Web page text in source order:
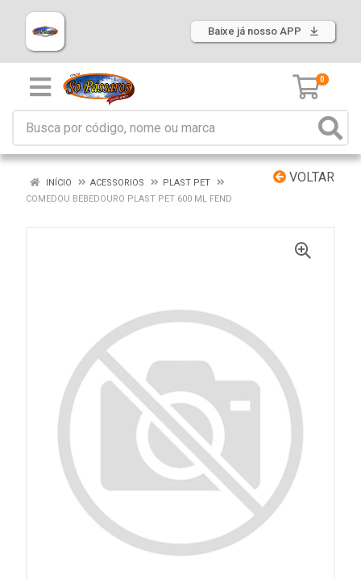
Baixe já nosso APP
0
VOLTAR
INÍCIO ACESSORIOS
PLAST PET
COMEDOU BEBEDOURO PLAST PET 600 ML FEND